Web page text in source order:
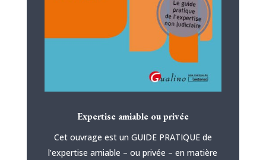
Expertise amiable ou privée
Cet ouvrage est un GUIDE PRATIQUE de
l’expertise amiable – ou privée – en matière